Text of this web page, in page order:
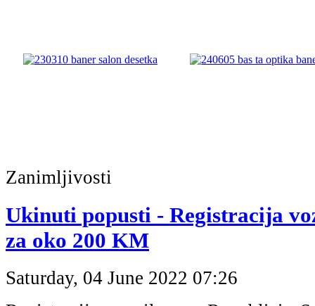
Zanimljivosti
Ukinuti popusti - Registracija
za oko 200 KM
Saturday, 04 June 2022 07:26